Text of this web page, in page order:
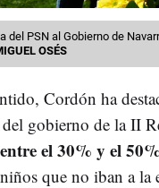
del PSN al Gobierno de
OSÉS
Cordón ha
gobierno de la II
el 30% y el 50%
que no iban a la